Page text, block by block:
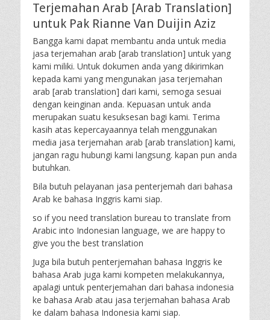
Terjemahan Arab [Arab Translation]
untuk Pak Rianne Van Duijin Aziz
Bangga kami dapat membantu anda untuk media
jasa terjemahan arab [arab translation] untuk yang
kami miliki. Untuk dokumen anda yang dikirimkan
kepada kami yang mengunakan jasa terjemahan
arab [arab translation] dari kami, semoga sesuai
dengan keinginan anda. Kepuasan untuk anda
merupakan suatu kesuksesan bagi kami. Terima
kasih atas kepercayaannya telah menggunakan
media jasa terjemahan arab [arab translation] kami,
jangan ragu hubungi kami langsung. kapan pun anda
butuhkan.
Bila butuh pelayanan jasa penterjemah dari bahasa
Arab ke bahasa Inggris kami siap.
so if you need translation bureau to translate from
Arabic into Indonesian language, we are happy to
give you the best translation
Juga bila butuh penterjemahan bahasa Inggris ke
bahasa Arab juga kami kompeten melakukannya,
apalagi untuk penterjemahan dari bahasa indonesia
ke bahasa Arab atau jasa terjemahan bahasa Arab
ke dalam bahasa Indonesia kami siap.